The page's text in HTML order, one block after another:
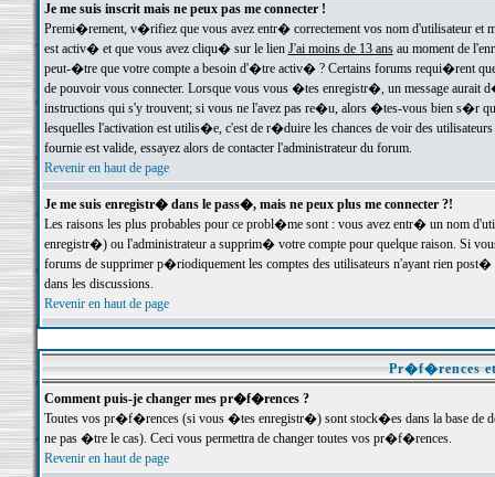
Je me suis inscrit mais ne peux pas me connecter !
Premi�rement, v�rifiez que vous avez entr� correctement vos nom d'utilisateur
est activ� et que vous avez cliqu� sur le lien J'ai moins de 13 ansau moment de
peut-�tre que votre compte a besoin d'�tre activ� ? Certains forums requi�rent
de pouvoir vous connecter. Lorsque vous vous �tes enregistr�, un message aurait
instructions qui s'y trouvent; si vous ne l'avez pas re�u, alors �tes-vous bien s�r
lesquelles l'activation est utilis�e, c'est de r�duire les chances de voir des
fournie est valide, essayez alors de contacter l'administrateur du forum.
Revenir en haut de page
Je me suis enregistr� dans le pass�, mais ne peux plus me connecter ?!
Les raisons les plus probables pour ce probl�me sont : vous avez entr� un nom
enregistr�) ou l'administrateur a supprim� votre compte pour quelque raison. Si
forums de supprimer p�riodiquement les comptes des utilisateurs n'ayant rien
dans les discussions.
Revenir en haut de page
Pr�f�rences
Comment puis-je changer mes pr�f�rences ?
Toutes vos pr�f�rences (si vous �tes enregistr�) sont stock�es dans la base de
ne pas �tre le cas). Ceci vous permettra de changer toutes vos pr�f�rences.
Revenir en haut de page